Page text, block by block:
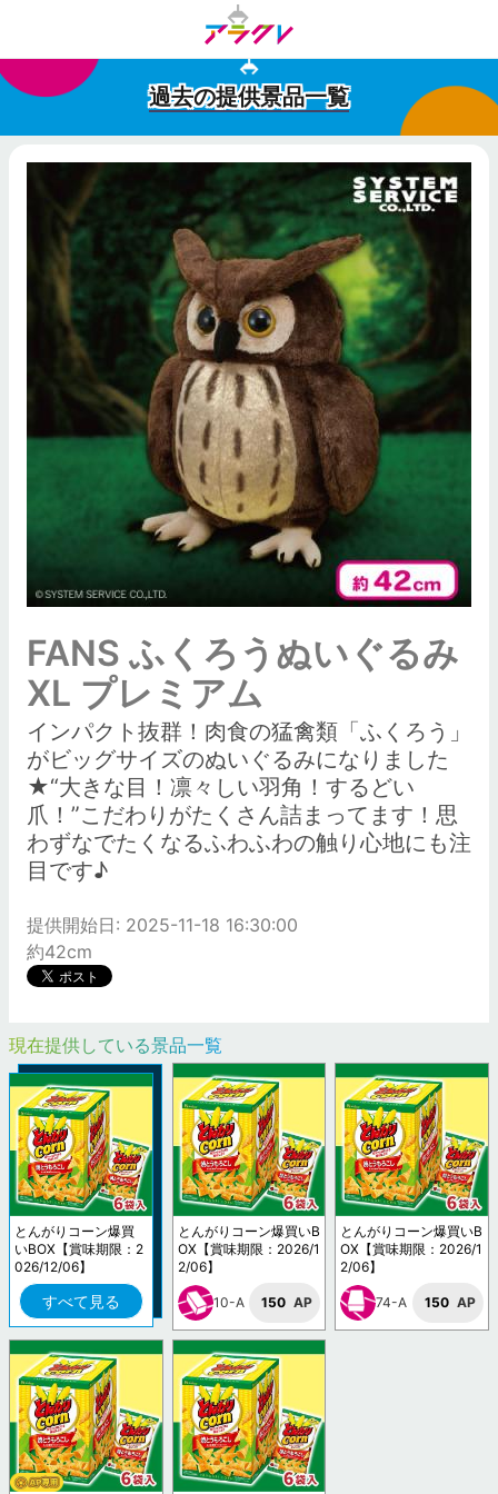
過去の提供景品一覧
FANS ふくろうぬいぐるみ
XL プレミアム
インパクト抜群！肉食の猛禽類「ふくろう」
がビッグサイズのぬいぐるみになりました
★“大きな目！凛々しい羽角！するどい
爪！”こだわりがたくさん詰まってます！思
わずなでたくなるふわふわの触り心地にも注
目です♪
提供開始日: 2025-11-18 16:30:00
約42cm
現在提供している景品一覧
とんがりコーン爆買
いBOX【賞味期限：2
026/12/06】
すべて見る
とんがりコーン爆買いB
OX【賞味期限：2026/1
2/06】
10-A 150 AP
とんがりコーン爆買いB
OX【賞味期限：2026/1
2/06】
74-A 150 AP